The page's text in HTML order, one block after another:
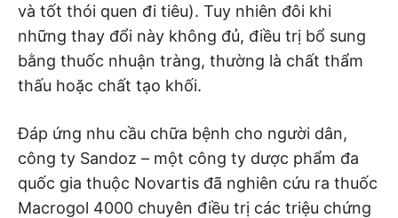
và tốt thói quen đi tiêu). Tuy nhiên đôi khi
những thay đổi này không đủ, điều trị bổ sung
bằng thuốc nhuận tràng, thường là chất thẩm
thấu hoặc chất tạo khối.
Đáp ứng nhu cầu chữa bệnh cho người dân,
công ty Sandoz – một công ty dược phẩm đa
quốc gia thuộc Novartis đã nghiên cứu ra thuốc
Macrogol 4000 chuyên điều trị các triệu chứng